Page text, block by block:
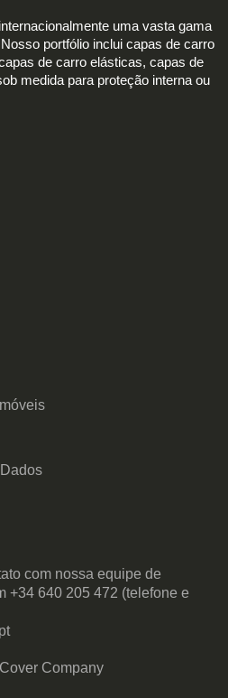
uma vasta gama
portfólio inclui capas de carro
de carro elásticas, capas de
medida para proteção interna ou
com nossa equipe de
+34 640 205 472 (telefone e
Company